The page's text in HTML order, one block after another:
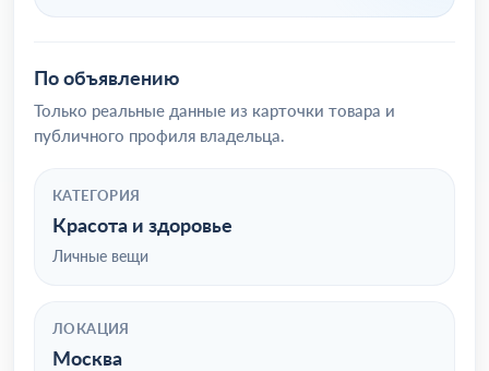
По объявлению
Только реальные данные из карточки товара и
публичного профиля владельца.
КАТЕГОРИЯ
Красота и здоровье
Личные вещи
ЛОКАЦИЯ
Москва